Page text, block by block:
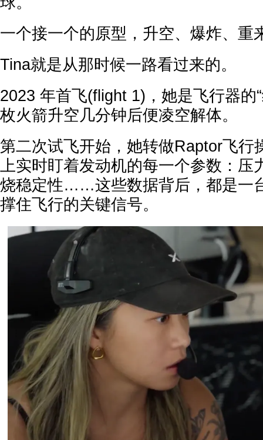
一个接一个的原型，升空、爆炸、重
Tina就是从那时候一路看过来的。
2023 年首飞(flight 1)，她是飞行器的
枚火箭升空几分钟后便凌空解体。
第二次试飞开始，她转做Raptor飞行
上实时盯着发动机的每一个参数：压
烧稳定性……这些数据背后，都是一
撑住飞行的关键信号。